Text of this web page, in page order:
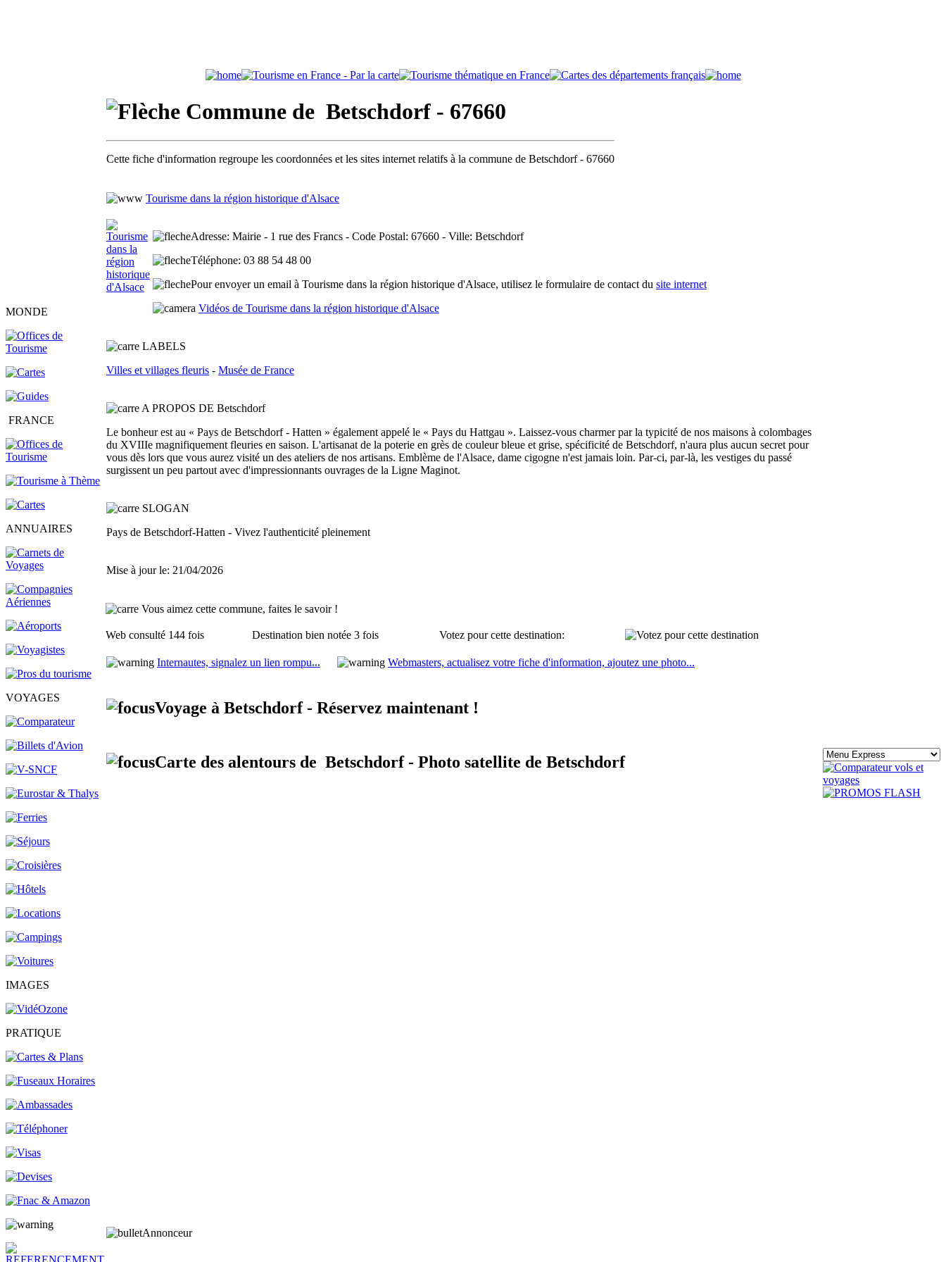
MONDE
FRANCE
ANNUAIRES
VOYAGES
IMAGES
PRATIQUE
Commune de Betschdorf - 67660
Cette fiche d'information regroupe les coordonnées et les sites internet relatifs à la commune de Betschdorf - 67660
Tourisme dans la région historique d'Alsace
Adresse: Mairie - 1 rue des Francs - Code Postal: 67660 - Ville: Betschdorf
Téléphone: 03 88 54 48 00
Pour envoyer un email à Tourisme dans la région historique d'Alsace, utilisez le formulaire de contact du site internet
Vidéos de Tourisme dans la région historique d'Alsace
LABELS
Villes et villages fleuris - Musée de France
A PROPOS DE Betschdorf
Le bonheur est au « Pays de Betschdorf - Hatten » également appelé le « Pays du Hattgau ». Laissez-vous charmer par la typicité de nos maisons à colombages
du XVIIIe magnifiquement fleuries en saison. L'artisanat de la poterie en grès de couleur bleue et grise, spécificité de Betschdorf, n'aura plus aucun secret pour
vous dès lors que vous aurez visité un des ateliers de nos artisans. Emblème de l'Alsace, dame cigogne n'est jamais loin. Par-ci, par-là, les vestiges du passé
surgissent un peu partout avec d'impressionnants ouvrages de la Ligne Maginot.
SLOGAN
Pays de Betschdorf-Hatten - Vivez l'authenticité pleinement
Mise à jour le: 21/04/2026
Vous aimez cette commune, faites le savoir !
Web consulté 144 fois Destination bien notée 3 fois Votez pour cette destination:
Internautes, signalez un lien rompu... Webmasters, actualisez votre fiche d'information, ajoutez une photo...
Voyage à Betschdorf - Réservez maintenant !
Carte des alentours de Betschdorf - Photo satellite de Betschdorf
Annonceur